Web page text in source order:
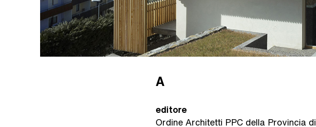
A
editore
Ordine Architetti PPC della Provincia di